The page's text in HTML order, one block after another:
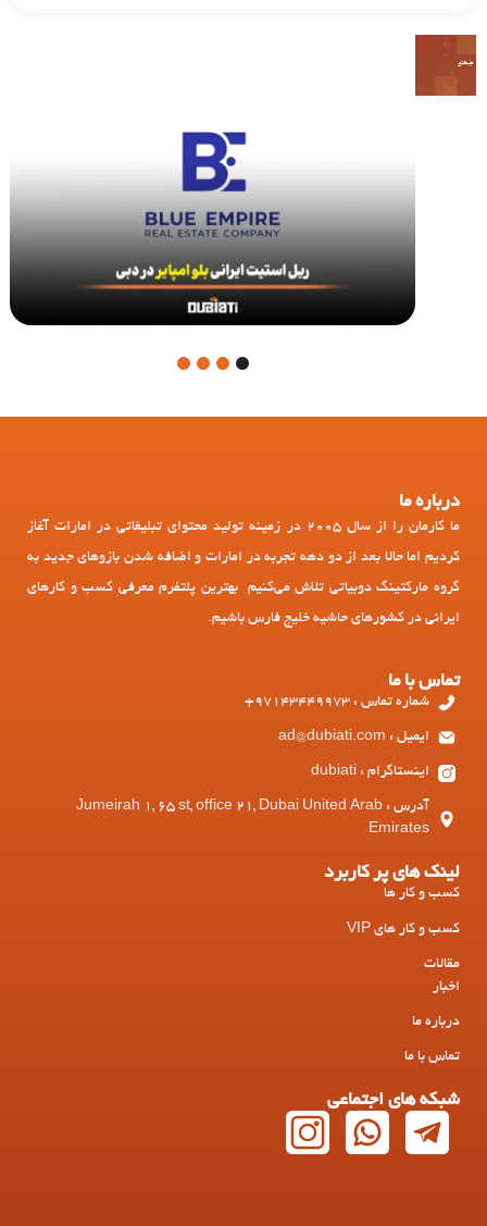
1
درباره ما
ما کارمان را از سال 2005 در زمینه تولید محتوای تبلیغاتی در امارات آغاز
کردیم اما حالا بعد از دو دهه تجربه در امارات و اضافه شدن بازوهای جدید به
گروه مارکتینگ دوبیاتی تلاش می‌کنیم بهترین پلتفرم معرفی کسب و کارهای
ایرانی در کشورهای حاشیه خلیج فارس باشیم.
تماس با ما
شماره تماس : 97143449973+
ایمیل : ad@dubiati.com
اینستاگرام : dubiati
آدرس : Jumeirah 1, 65 st, office 21, Dubai United Arab
Emirates
لینک های پر کاربرد
کسب و کار ها
کسب و کار های VIP
مقالات
اخبار
درباره ما
تماس با ما
شبکه های اجتماعی